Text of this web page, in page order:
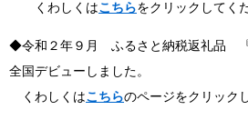
くわしくはこちらをクリックしてく
◆令和２年９月 ふるさと納税返礼品 『
全国デビューしました。
くわしくはこちらのページをクリック